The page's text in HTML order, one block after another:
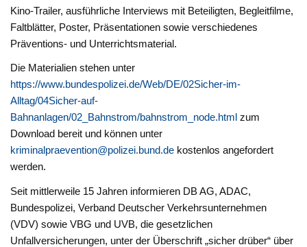
Kino-Trailer, ausführliche Interviews mit Beteiligten, Begleitfilme,
Faltblätter, Poster, Präsentationen sowie verschiedenes
Präventions- und Unterrichtsmaterial.
Die Materialien stehen unter
https://www.bundespolizei.de/Web/DE/02Sicher-im-
Alltag/04Sicher-auf-
Bahnanlagen/02_Bahnstrom/bahnstrom_node.html zum
Download bereit und können unter
kriminalpraevention@polizei.bund.de kostenlos angefordert
werden.
Seit mittlerweile 15 Jahren informieren DB AG, ADAC,
Bundespolizei, Verband Deutscher Verkehrsunternehmen
(VDV) sowie VBG und UVB, die gesetzlichen
Unfallversicherungen, unter der Überschrift „sicher drüber“ über